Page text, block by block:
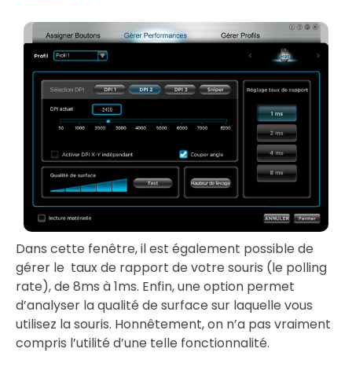
Dans cette fenêtre, il est également possible de
gérer le taux de rapport de votre souris (le polling
rate), de 8ms à 1ms. Enfin, une option permet
d’analyser la qualité de surface sur laquelle vous
utilisez la souris. Honnêtement, on n’a pas vraiment
compris l’utilité d’une telle fonctionnalité.